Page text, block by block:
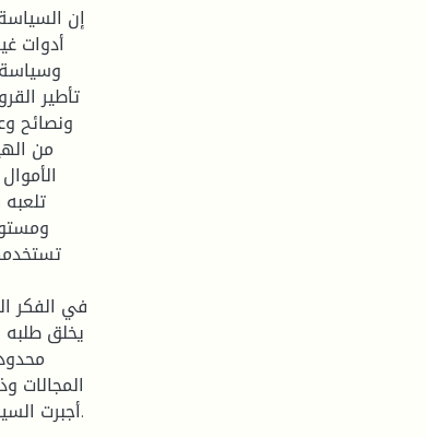
إن
أدوات
وسياسة
تأطير
ونصائح
من
في الفكر
يخلق
المجالات
أجبرت السياسة النقدية على التخلي عن مفهوم الحياد على المستوى التطبيقي.